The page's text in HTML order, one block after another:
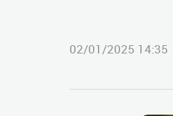
02/01/2025 14:35